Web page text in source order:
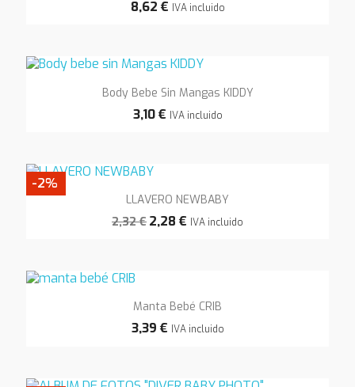
8,62 € IVA incluido
Body Bebe Sin Mangas KIDDY
3,10 € IVA incluido
LLAVERO NEWBABY
2,32 € 2,28 € IVA incluido
-2%
Manta Bebé CRIB
3,39 € IVA incluido